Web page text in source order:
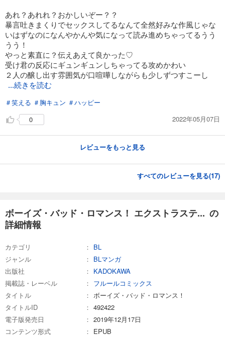
あれ？あれれ？おかしいぞー？？
暴言吐きまくりでセックスしてるなんて全然好みな作風じゃな
いはずなのになんやかんや気になって読み進めちゃってるうう
うう！
やっと素直に？伝えあえて良かった♡
受け君の反応にギュンギュンしちゃってる攻めかわい
２人の醸し出す雰囲気が口喧嘩しながらも少しずつすこーし
...続きを読む
＃笑える ＃胸キュン ＃ハッピー
0
2022年05月07日
レビューをもっと見る
すべてのレビューを見る(17)
ボーイズ・バッド・ロマンス！ エクストラステ... の
詳細情報
カテゴリ
BL
ジャンル
BLマンガ
出版社
KADOKAWA
掲載誌・レーベル
フルールコミックス
タイトル
ボーイズ・バッド・ロマンス！
タイトルID
492422
電子版発売日
2019年12月17日
コンテンツ形式
EPUB